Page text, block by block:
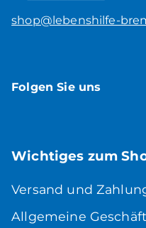
shop@lebenshilfe-
Folgen Sie uns
Wichtiges zum
Versand und
Allgemeine